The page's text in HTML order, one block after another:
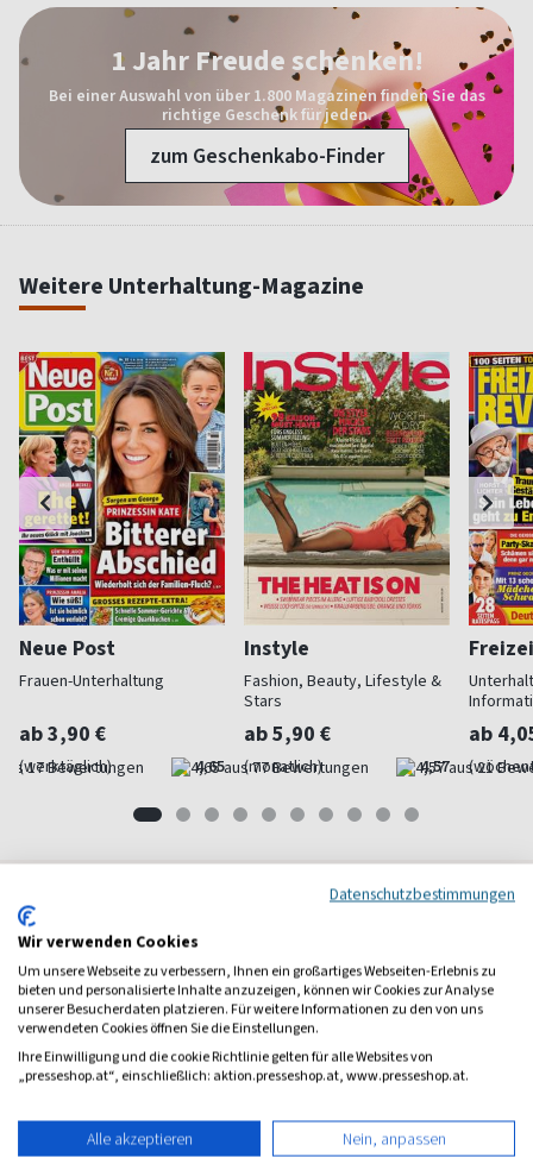
1 Jahr Freude schenken!
Bei einer Auswahl von über 1.800 Magazinen finden Sie das
richtige Geschenk für jeden.
zum Geschenkabo-Finder
Weitere Unterhaltung-Magazine
Neue Post
Frauen-Unterhaltung
ab 3,90 €
(werktäglich) 4,65
Instyle
Fashion, Beauty, Lifestyle &
Stars
ab 5,90 €
(monatlich) 4,57
ab
Frauenzeitschriften
Datenschutzbestimmungen
Wir verwenden Cookies
Um unsere Webseite zu verbessern, Ihnen ein großartiges Webseiten-Erlebnis zu
bieten und personalisierte Inhalte anzuzeigen, können wir Cookies zur Analyse
unserer Besucherdaten platzieren. Für weitere Informationen zu den von uns
verwendeten Cookies öffnen Sie die Einstellungen.
Ihre Einwilligung und die cookie Richtlinie gelten für alle Websites von
„presseshop.at“, einschließlich: aktion.presseshop.at, www.presseshop.at.
Alle akzeptieren Nein, anpassen